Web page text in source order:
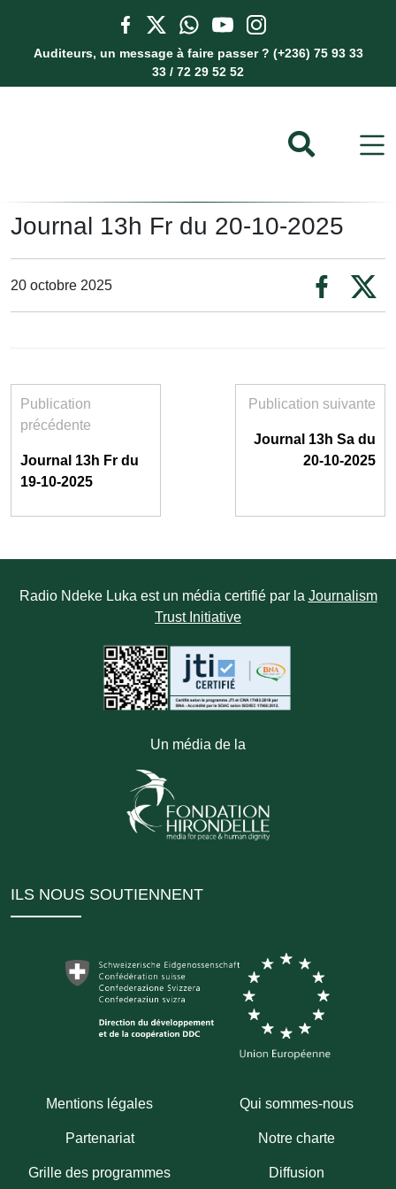
Auditeurs, un message à faire passer ? (+236) 75 93 33
33 / 72 29 52 52
Journal 13h Fr du 20-10-2025
20 octobre 2025
Publication
précédente
Journal 13h Fr du
19-10-2025
Publication suivante
Journal 13h Sa du
20-10-2025
Radio Ndeke Luka est un média certifié par la Journalism
Trust Initiative
Un média de la
ILS NOUS SOUTIENNENT
Mentions légales Qui sommes-nous
Partenariat Notre charte
Grille des programmes Diffusion